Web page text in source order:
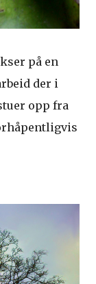
på en
der i
opp fra